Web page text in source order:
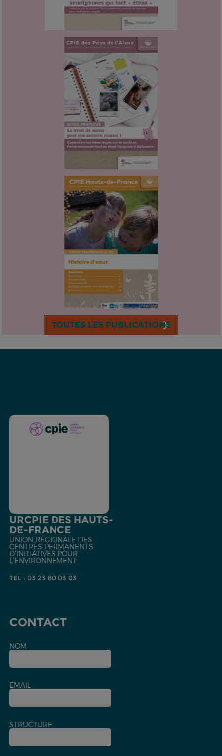
TOUTES LES PUBLICATIONS
URCPIE DES HAUTS-
DE-FRANCE
UNION RÉGIONALE DES
CENTRES PERMANENTS
D'INITIATIVES POUR
L'ENVIRONNEMENT
TEL : 03 23 80 03 03
CONTACT
NOM
EMAIL
STRUCTURE